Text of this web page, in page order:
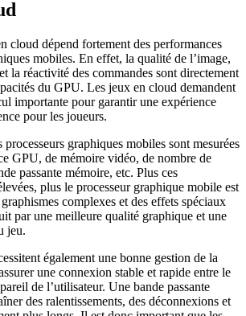
cloud dépend fortement des performances
mobiles. En effet, la qualité de l’image,
la réactivité des commandes sont directement
du GPU. Les jeux en cloud demandent
importante pour garantir une expérience
pour les joueurs.
processeurs graphiques mobiles sont mesurées
GPU, de mémoire vidéo, de nombre de
passante mémoire, etc. Plus ces
plus le processeur graphique mobile est
complexes et des effets spéciaux
par une meilleure qualité graphique et une
jeu.
également une bonne gestion de la
une connexion stable et rapide entre le
de l’utilisateur. Une bande passante
des ralentissements, des déconnexions et